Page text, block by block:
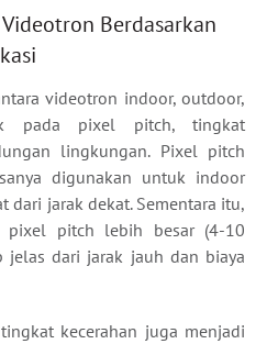
Berdasarkan
videotron indoor, outdoor,
pada pixel pitch, tingkat
lingkungan. Pixel pitch
digunakan untuk indoor
dari jarak dekat. Sementara itu,
pixel pitch lebih besar (4-10
jelas dari jarak jauh dan biaya
kecerahan juga menjadi